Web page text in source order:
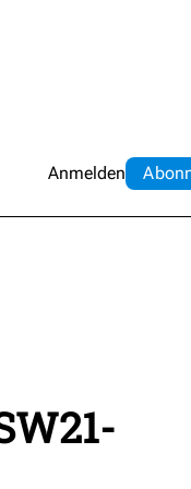
Anmelden Abo